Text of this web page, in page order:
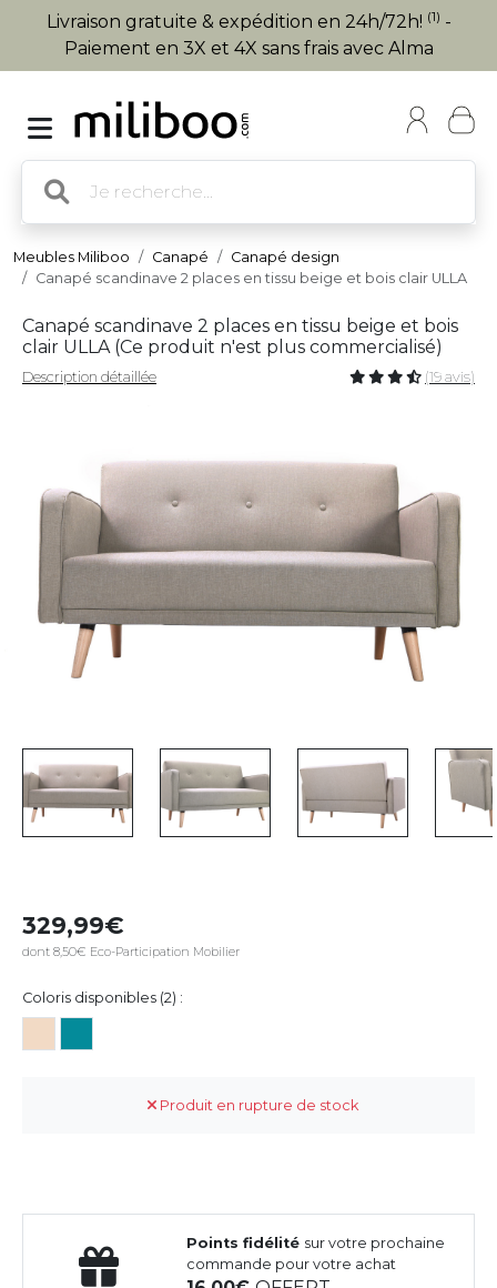
Livraison gratuite & expédition en 24h/72h! (1) -
Paiement en 3X et 4X sans frais avec Alma
Meubles Miliboo Canapé
Canapé design
Canapé scandinave 2 places en tissu beige et bois clair ULLA
Canapé scandinave 2 places en tissu beige et bois
clair ULLA (Ce produit n'est plus commercialisé)
Description détaillée (19 avis)
329,99
dont 8,50€ Eco-Participation Mobilier
Coloris disponibles (2) :
Produit en rupture de stock
Points fidélité sur votre prochaine
commande pour votre achat